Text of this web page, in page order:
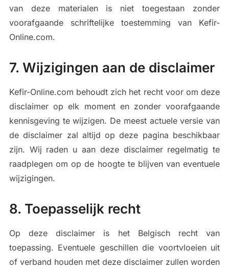
van deze materialen is niet toegestaan zonder
voorafgaande schriftelijke toestemming van Kefir-
Online.com.
7. Wijzigingen aan de disclaimer
Kefir-Online.com behoudt zich het recht voor om deze
disclaimer op elk moment en zonder voorafgaande
kennisgeving te wijzigen. De meest actuele versie van
de disclaimer zal altijd op deze pagina beschikbaar
zijn. Wij raden u aan deze disclaimer regelmatig te
raadplegen om op de hoogte te blijven van eventuele
wijzigingen.
8. Toepasselijk recht
Op deze disclaimer is het Belgisch recht van
toepassing. Eventuele geschillen die voortvloeien uit
of verband houden met deze disclaimer zullen worden